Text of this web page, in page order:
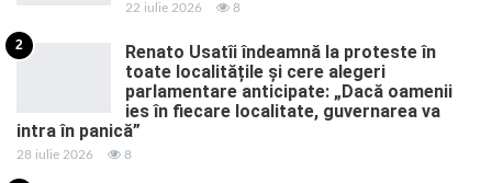
22 iulie 2026 8
2
Renato Usatîi îndeamnă la proteste în
toate localitățile și cere alegeri
parlamentare anticipate: „Dacă oamenii
ies în fiecare localitate, guvernarea va
intra în panică”
28 iulie 2026 8